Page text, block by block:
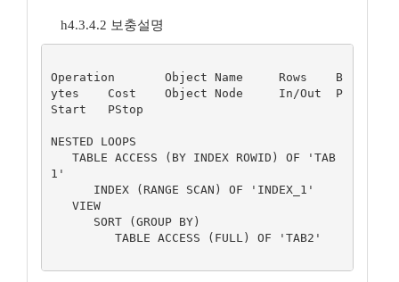
h4.3.4.2 보충설명
Operation	Object Name	Rows	B
ytes	Cost	Object Node	In/Out	P
Start	PStop
NESTED LOOPS
1'